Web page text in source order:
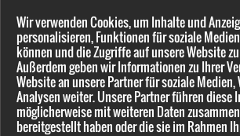
Wir verwenden Cookies, um Inhalte und
personalisieren, Funktionen für soziale
können und die Zugriffe auf unsere Website
Außerdem geben wir Informationen zu Ihrer
Website an unsere Partner für soziale Medien,
Analysen weiter. Unsere Partner führen diese
möglicherweise mit weiteren Daten
bereitgestellt haben oder die sie im Rahmen